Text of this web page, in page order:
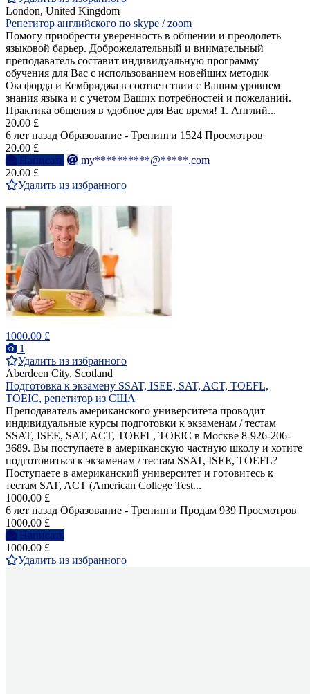
London, United Kingdom
Репетитор английского по skype / zoom
Помогу приобрести уверенность в общении и преодолеть
языковой барьер. Доброжелательный и вниматeльный
преподаватель составит индивидуальную программу
обучения для Вас с использованием новейших методик
Оксфорда и Кембриджа в соответствии с Вашим уровнем
знания языка и с учетом Ваших потребностей и пожеланий.
Практика общения в удобное для Вас время! 1. Англий...
20.00 £
6 лет назад Образование - Тренинги 1524 Просмотров
20.00 £
Написать
my**********@*****.com
20.00 £
Удалить из избранного
1000.00 £
1
Удалить из избранного
Aberdeen City, Scotland
Подготовка к экзамену SSAT, ISEE, SAT, ACT, TOEFL,
TOEIC, репетитор из США
Преподаватель американского университета проводит
индивидуальные курсы подготовки к экзаменам / тестам
SSAT, ISEE, SAT, ACT, TOEFL, TOEIC в Москве 8-926-206-
3689. Вы поступаете в американскую частную школу и хотите
подготовиться к экзаменам / тестам SSAT, ISEE, TOEFL?
Поступаете в американский университет и готовитесь к
тестам SAT, ACT (American College Test...
1000.00 £
6 лет назад Образование - Тренинги Продам 939 Просмотров
1000.00 £
Написать
1000.00 £
Удалить из избранного